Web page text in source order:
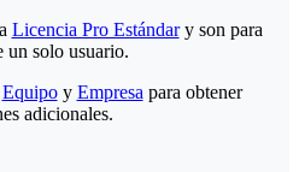
Licencia Pro Estándary son para
un solo usuario.
Equipoy Empresa para obtener
adicionales.